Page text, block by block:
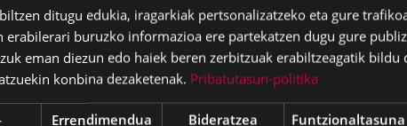
ditugu edukia, iragarkiak pertsonalizatzeko eta gure
erabilerari buruzko informazioa ere partekatzen dugu gure
eman diezun edo haiek beren zerbitzuak erabiltzeagatik bildu
konbina dezaketenak. Pribatutasun-politika
Errendimendua Bideratzea Funtzionaltasuna